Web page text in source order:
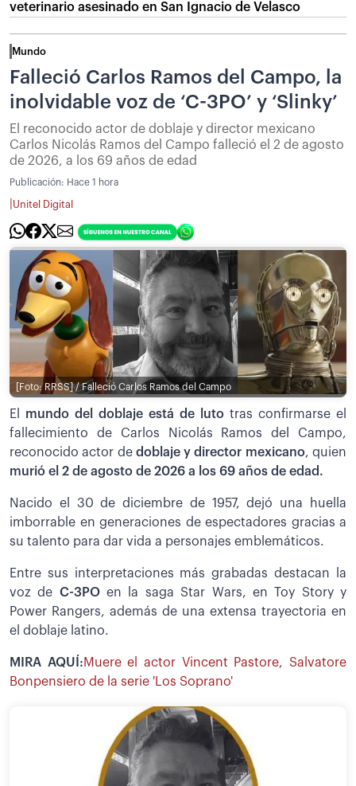
veterinario asesinado en San Ignacio de Velasco
Mundo
Falleció Carlos Ramos del Campo, la
inolvidable voz de ‘C-3PO’ y ‘Slinky’
El reconocido actor de doblaje y director mexicano
Carlos Nicolás Ramos del Campo falleció el 2 de agosto
de 2026, a los 69 años de edad
Publicación: Hace 1 hora
Unitel Digital
[Foto: RRSS] / Falleció Carlos Ramos del Campo
El mundo del doblaje está de luto tras confirmarse el
fallecimiento de Carlos Nicolás Ramos del Campo,
reconocido actor de doblaje y director mexicano, quien
murió el 2 de agosto de 2026 a los 69 años de edad.
Nacido el 30 de diciembre de 1957, dejó una huella
imborrable en generaciones de espectadores gracias a
su talento para dar vida a personajes emblemáticos.
Entre sus interpretaciones más grabadas destacan la
voz de C-3POen la saga Star Wars, en Toy Story y
Power Rangers, además de una extensa trayectoria en
el doblaje latino.
MIRA AQUÍ:Muere el actor Vincent Pastore, Salvatore
Bonpensiero de la serie 'Los Soprano'